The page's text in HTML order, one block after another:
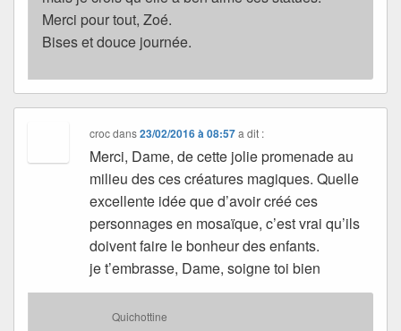
Merci pour tout, Zoé.
Bises et douce journée.
crocdans23/02/2016 à 08:57 a dit :
Merci, Dame, de cette jolie promenade au
milieu des ces créatures magiques. Quelle
excellente idée que d’avoir créé ces
personnages en mosaïque, c’est vrai qu’ils
doivent faire le bonheur des enfants.
je t’embrasse, Dame, soigne toi bien
Quichottine